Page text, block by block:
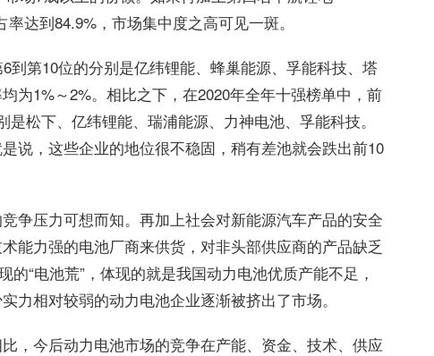
达到84.9%，市场集中度之高可见一斑。
到第10位的分别是亿纬锂能、蜂巢能源、孚能科技、塔
为1%～2%。相比之下，在2020年全年十强榜单中，前
松下、亿纬锂能、瑞浦能源、力神电池、孚能科技。
说，这些企业的地位很不稳固，稍有差池就会跌出前10
争压力可想而知。再加上社会对新能源汽车产品的安全
能力强的电池厂商来供货，对非头部供应商的产品缺乏
“电池荒”，体现的就是我国动力电池优质产能不足，
力相对较弱的动力电池企业逐渐被挤出了市场。
，今后动力电池市场的竞争在产能、资金、技术、供应